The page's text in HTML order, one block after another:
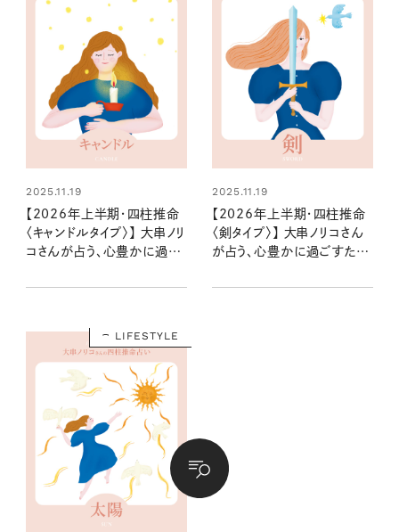
2025.11.19
【2026年上半期・四柱推命
〈キャンドルタイプ〉】 大串ノリ
コさんが占う、心豊かに過ご
2025.11.19
【2026年上半期・四柱推命
〈剣タイプ〉】 大串ノリコさん
が占う、心豊かに過ごすため
LIFESTYLE